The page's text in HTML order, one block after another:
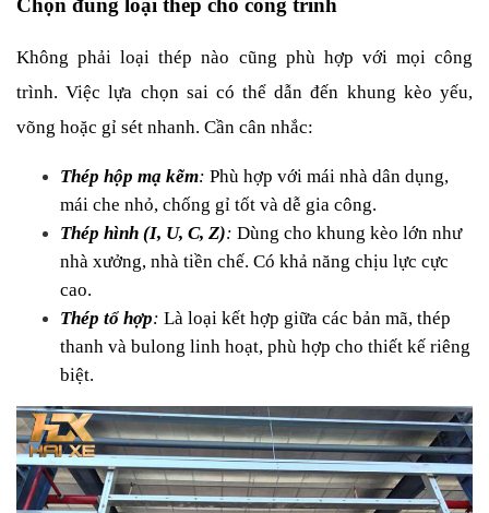
Chọn đúng loại thép cho công trình
Không phải loại thép nào cũng phù hợp với mọi công
trình. Việc lựa chọn sai có thể dẫn đến khung kèo yếu,
võng hoặc gỉ sét nhanh. Cần cân nhắc:
Thép hộp mạ kẽm: Phù hợp với mái nhà dân dụng,
mái che nhỏ, chống gỉ tốt và dễ gia công.
Thép hình (I, U, C, Z): Dùng cho khung kèo lớn như
nhà xưởng, nhà tiền chế. Có khả năng chịu lực cực
cao.
Thép tổ hợp: Là loại kết hợp giữa các bản mã, thép
thanh và bulong linh hoạt, phù hợp cho thiết kế riêng
biệt.